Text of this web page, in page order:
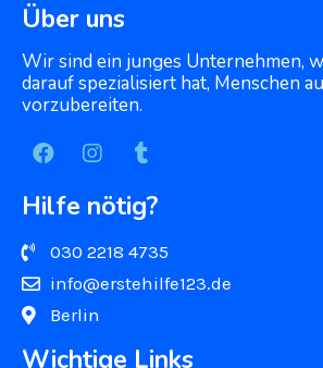
Über uns
Wir sind ein junges Unternehmen,
darauf spezialisiert hat, Menschen
vorzubereiten.
Hilfe nötig?
030 2218 4735
info@erstehilfe123.de
Berlin
Wichtige Links